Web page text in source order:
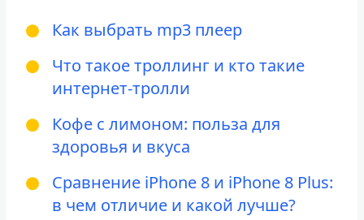
Как выбрать mp3 плеер
Что такое троллинг и кто такие
интернет-тролли
Кофе с лимоном: польза для
здоровья и вкуса
Сравнение iPhone 8 и iPhone 8 Plus:
в чем отличие и какой лучше?